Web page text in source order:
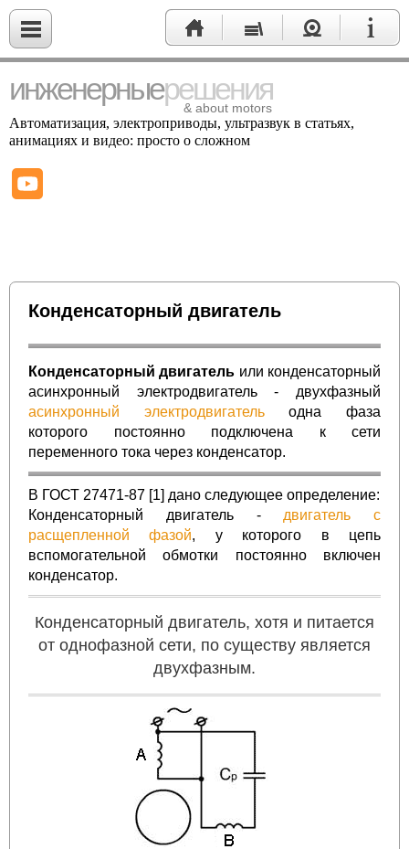
инженерныерешения
& about motors
Автоматизация, электроприводы, ультразвук в статьях,
анимациях и видео: просто о сложном
Конденсаторный двигатель
Конденсаторный двигатель или конденсаторный
асинхронный электродвигатель - двухфазный
асинхронный электродвигательодна фаза
которого постоянно подключена к сети
переменного тока через конденсатор.
В ГОСТ 27471-87 [1] дано следующее определение:
Конденсаторный двигатель - двигатель с
расщепленной фазой, у которого в цепь
вспомогательной обмотки постоянно включен
конденсатор.
Конденсаторный двигатель, хотя и питается
от однофазной сети, по существу является
двухфазным.